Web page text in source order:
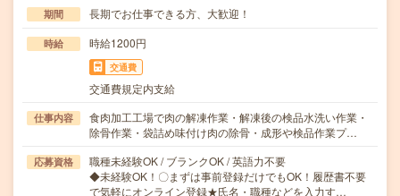
期間 長期でお仕事できる方、大歓迎！
時給 時給1200円
交通費
交通費規定内支給
仕事内容
食肉加工工場で肉の解凍作業・解凍後の検品水洗い作業・
除骨作業・袋詰め味付け肉の除骨・成形や検品作業プ…
応募資格
職種未経験OK / ブランクOK / 英語力不要
◆未経験OK！〇まずは事前登録だけでもOK！履歴書不要
で気軽にオンライン登録★氏名・職種などを入力す…